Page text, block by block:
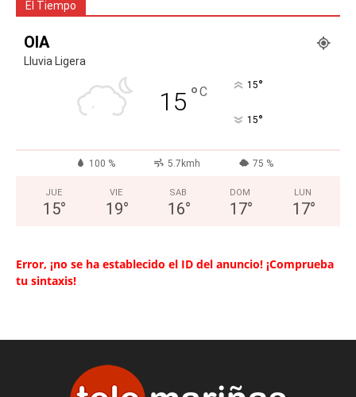
El Tiempo
OIA
Lluvia Ligera
15 °C 15°
15°
100 % 5.7kmh 75 %
JUE
15°
VIE
19°
SAB
16°
DOM
17°
LUN
17°
Error, ¡no se ha establecido el ID del anuncio! ¡Comprueba
tu sintaxis!